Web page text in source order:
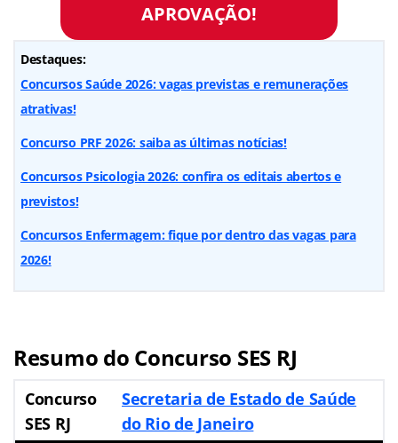
APROVAÇÃO!
Destaques:
Concursos Saúde 2026: vagas previstas e remunerações
atrativas!
Concurso PRF 2026: saiba as últimas notícias!
Concursos Psicologia 2026: confira os editais abertos e
previstos!
Concursos Enfermagem: fique por dentro das vagas para
2026!
Resumo do Concurso SES RJ
Concurso
SES RJ
Secretaria de Estado de Saúde
do Rio de Janeiro